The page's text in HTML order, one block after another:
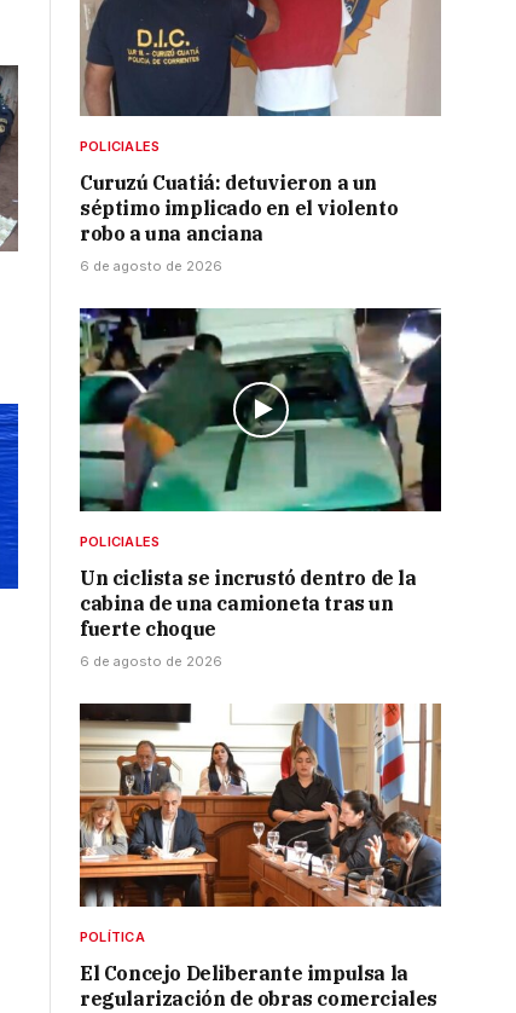
POLICIALES
Curuzú Cuatiá: detuvieron a un
séptimo implicado en el violento
robo a una anciana
6 de agosto de 2026
POLICIALES
Un ciclista se incrustó dentro de la
cabina de una camioneta tras un
fuerte choque
6 de agosto de 2026
POLÍTICA
El Concejo Deliberante impulsa la
regularización de obras comerciales